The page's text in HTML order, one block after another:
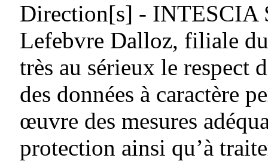
Direction[s] - INTESCIA
Lefebvre Dalloz, filiale
très au sérieux le respect
des données à caractère
œuvre des mesures
protection ainsi qu’à